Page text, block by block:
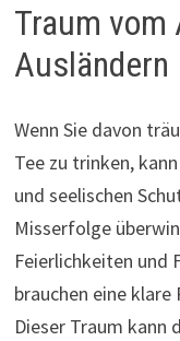
Traum vom
Ausländern
Wenn Sie davon
Tee zu trinken,
und seelischen
Misserfolge
Feierlichkeiten und
brauchen eine
Dieser Traum kann